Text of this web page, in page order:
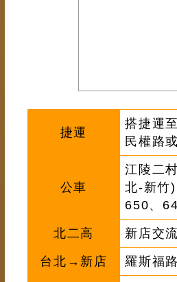
捷運
搭捷運
民權路
公車
江陵二
北-新竹
650、
北二高 新店交
台北→新店 羅斯福